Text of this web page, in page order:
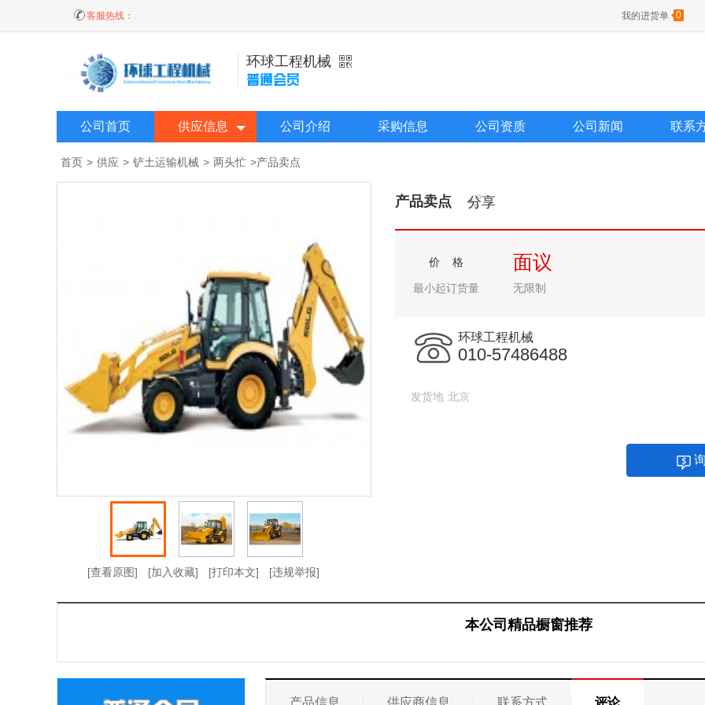
客服热线： 我的进货单 0
环球工程机械
公司首页 供应信息 公司介绍 采购信息 公司资质 公司新闻 联系
首页 > 供应 > 铲土运输机械 > 两头忙 >产品卖点
[查看原图] [加入收藏] [打印本文] [违规举报]
产品卖点 分享
价 格
最小起订货量
面议
无限制
环球工程机械
010-57486488
发货地 北京
本公司精品橱窗推荐
产品信息 供应商信息 联系方式 评论